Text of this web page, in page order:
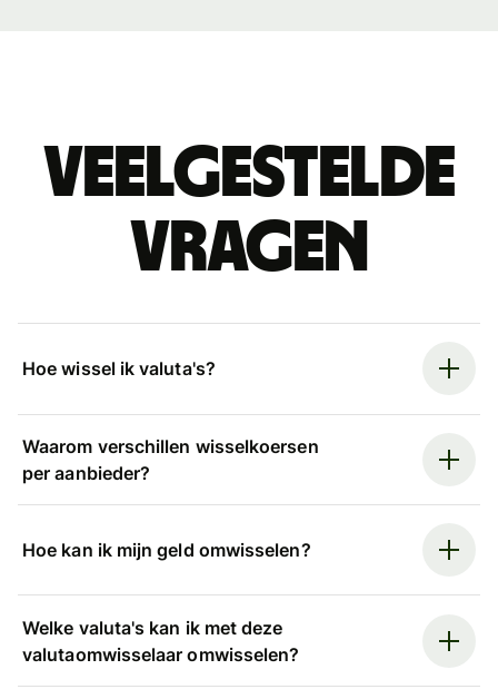
Veelgestelde
vragen
Hoe wissel ik valuta's?
Waarom verschillen wisselkoersen
per aanbieder?
Hoe kan ik mijn geld omwisselen?
Welke valuta's kan ik met deze
valutaomwisselaar omwisselen?